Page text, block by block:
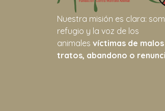
Nuestra misión es clara:
refugio y la voz de los
animales víctimas de malos
tratos, abandono o